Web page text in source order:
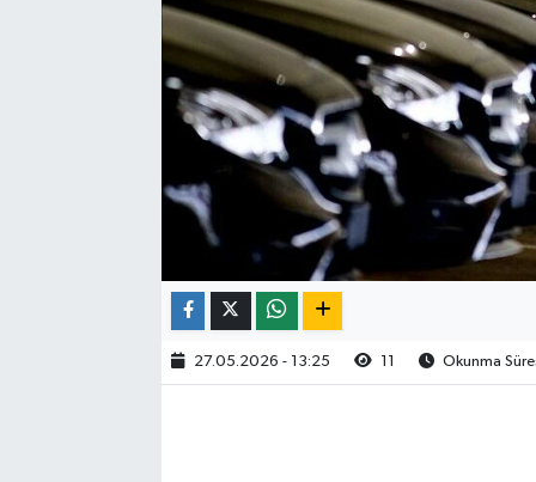
27.05.2026 - 13:25 Okunma